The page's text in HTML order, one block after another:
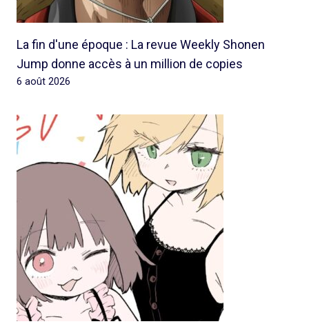
La fin d'une époque : La revue Weekly Shonen
Jump donne accès à un million de copies
6 août 2026